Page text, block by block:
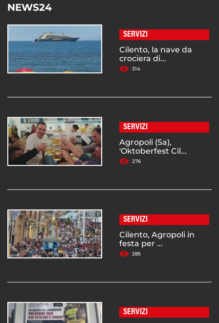
NEWS24
SERVIZI
Cilento, la nave da
crociera di...
314
SERVIZI
Agropoli (Sa),
'Oktoberfest Cil...
276
SERVIZI
Cilento, Agropoli in
festa per ...
285
SERVIZI